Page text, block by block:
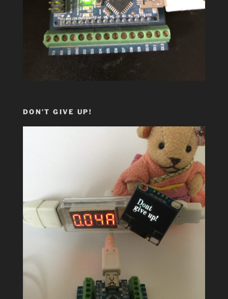
DON’T GIVE UP!